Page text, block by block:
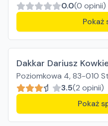
0.0(0 opinii)
Pokaż
Dakkar Dariusz
Poziomkowa 4, 83-010
3.5(2 opinii)
Pokaż